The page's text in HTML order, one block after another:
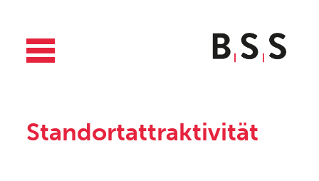
Standortattraktivität